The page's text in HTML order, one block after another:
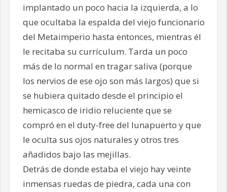
implantado un poco hacia la izquierda, a lo
que ocultaba la espalda del viejo funcionario
del Metaimperio hasta entonces, mientras él
le recitaba su currículum. Tarda un poco
más de lo normal en tragar saliva (porque
los nervios de ese ojo son más largos) que si
se hubiera quitado desde el principio el
hemicasco de iridio reluciente que se
compró en el duty-free del lunapuerto y que
le oculta sus ojos naturales y otros tres
añadidos bajo las mejillas.
Detrás de donde estaba el viejo hay veinte
inmensas ruedas de piedra, cada una con